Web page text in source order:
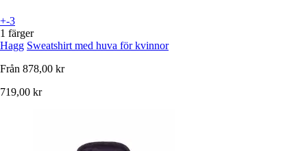
+-3
1 färger
Hagg Sweatshirt med huva för kvinnor
Från 878,00 kr
719,00 kr